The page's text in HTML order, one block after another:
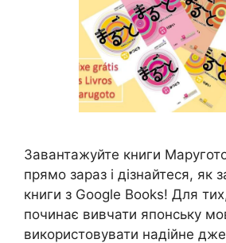
Завантажуйте книги
прямо зараз і дізнайтеся, як
книги з Google Books! Для
починає вивчати японську
використовувати надійне